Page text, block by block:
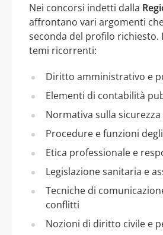
Nei concorsi indetti dalla
affrontano vari argomenti
seconda del profilo richiesto.
temi ricorrenti:
Diritto amministrativo e
Elementi di contabilità
Normativa sulla
Procedure e funzioni
Etica professionale e
Legislazione sanitaria e
Tecniche di
conflitti
Nozioni di diritto civile e